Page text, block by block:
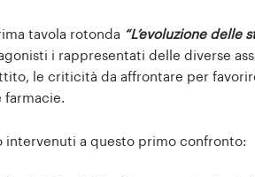
tavola rotonda “L’evoluzione delle
i rappresentati delle diverse
le criticità da affrontare per
farmacie.
intervenuti a questo primo confronto: